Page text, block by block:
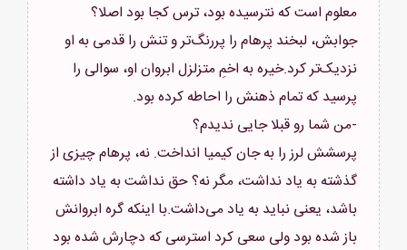
معلوم است که نترسیده بود، ترس کجا بود اصلا؟
جوابش، لبخند پرهام را پررنگ‌تر و تنش را قدمی به او
نزدیک‌تر کرد.خیره به اخمِ متزلزل ابروان او، سوالی را
پرسشش لرز را به جان کیمیا انداخت. نه، پرهام چیزی از
گذشته به یاد نداشت، مگر نه؟ حق نداشت به یاد داشته
باشد، یعنی نباید به یاد می‌داشت.با اینکه گره ابروانش
باز شده بود ولی سعی کرد استرسی که دچارش شده بود